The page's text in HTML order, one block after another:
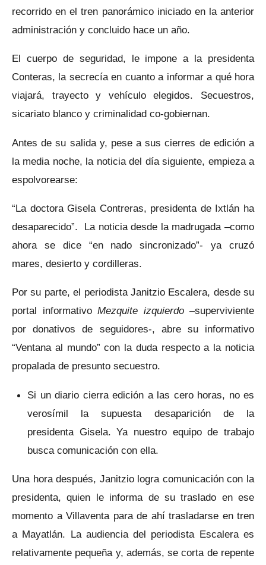
recorrido en el tren panorámico iniciado en la anterior
administración y concluido hace un año.
El cuerpo de seguridad, le impone a la presidenta
Conteras, la secrecía en cuanto a informar a qué hora
viajará, trayecto y vehículo elegidos. Secuestros,
sicariato blanco y criminalidad co-gobiernan.
Antes de su salida y, pese a sus cierres de edición a
la media noche, la noticia del día siguiente, empieza a
espolvorearse:
“La doctora Gisela Contreras, presidenta de Ixtlán ha
desaparecido”. La noticia desde la madrugada –como
ahora se dice “en nado sincronizado”- ya cruzó
mares, desierto y cordilleras.
Por su parte, el periodista Janitzio Escalera, desde su
portal informativo Mezquite izquierdo –superviviente
por donativos de seguidores-, abre su informativo
“Ventana al mundo” con la duda respecto a la noticia
propalada de presunto secuestro.
Si un diario cierra edición a las cero horas, no es
verosímil la supuesta desaparición de la
presidenta Gisela. Ya nuestro equipo de trabajo
busca comunicación con ella.
Una hora después, Janitzio logra comunicación con la
presidenta, quien le informa de su traslado en ese
momento a Villaventa para de ahí trasladarse en tren
a Mayatlán. La audiencia del periodista Escalera es
relativamente pequeña y, además, se corta de repente